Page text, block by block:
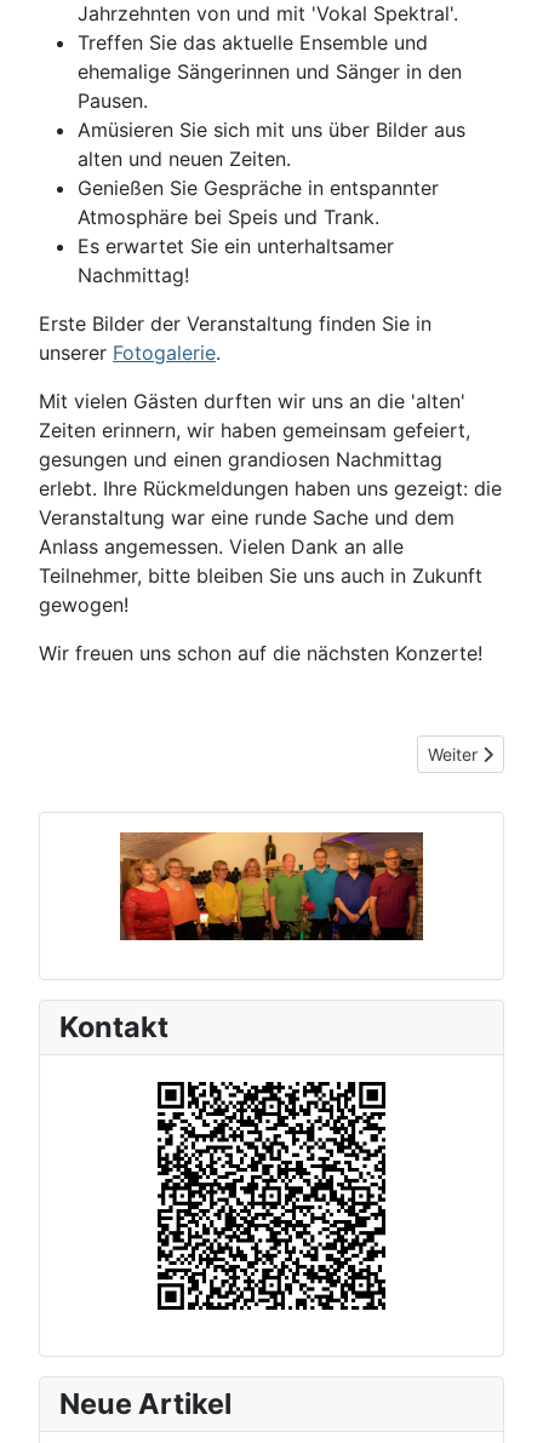
Jahrzehnten von und mit 'Vokal Spektral'.
Treffen Sie das aktuelle Ensemble und
ehemalige Sängerinnen und Sänger in den
Pausen.
Amüsieren Sie sich mit uns über Bilder aus
alten und neuen Zeiten.
Genießen Sie Gespräche in entspannter
Atmosphäre bei Speis und Trank.
Es erwartet Sie ein unterhaltsamer
Nachmittag!
Erste Bilder der Veranstaltung finden Sie in
unserer Fotogalerie.
Mit vielen Gästen durften wir uns an die 'alten'
Zeiten erinnern, wir haben gemeinsam gefeiert,
gesungen und einen grandiosen Nachmittag
erlebt. Ihre Rückmeldungen haben uns gezeigt: die
Veranstaltung war eine runde Sache und dem
Anlass angemessen. Vielen Dank an alle
Teilnehmer, bitte bleiben Sie uns auch in Zukunft
gewogen!
Wir freuen uns schon auf die nächsten Konzerte!
Nächster
Weiter
Kontakt
Neue Artikel